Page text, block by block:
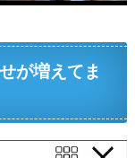
が増えてま